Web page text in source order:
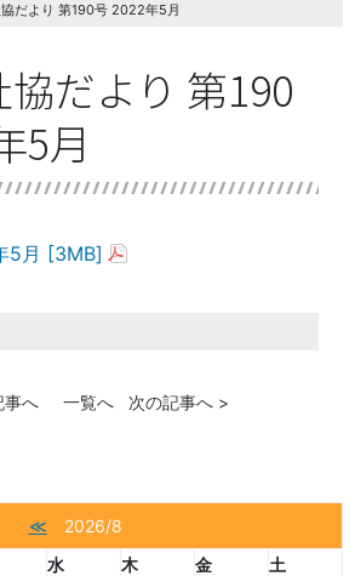
だより 第190号 2022年5月
だより 第190
5月
5月 [3MB]
事へ 一覧へ 次の記事へ >
≪ 2026/8
水 木 金
土